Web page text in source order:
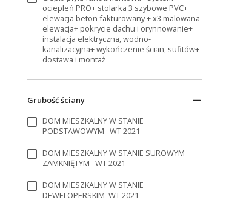
ociepleń PRO+ stolarka 3 szybowe PVC+
elewacja beton fakturowany + x3 malowana
elewacja+ pokrycie dachu i orynnowanie+
instalacja elektryczna, wodno-
kanalizacyjna+ wykończenie ścian, sufitów+
dostawa i montaż
Grubość ściany
DOM MIESZKALNY W STANIE
PODSTAWOWYM_ WT 2021
DOM MIESZKALNY W STANIE SUROWYM
ZAMKNIĘTYM_ WT 2021
DOM MIESZKALNY W STANIE
DEWELOPERSKIM_WT 2021